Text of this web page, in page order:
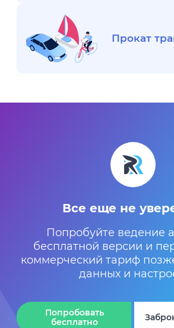
Прокат
Все еще не
Попробуйте ведение
бесплатной версии и
коммерческий тариф
данных и
Попробовать
бесплатно